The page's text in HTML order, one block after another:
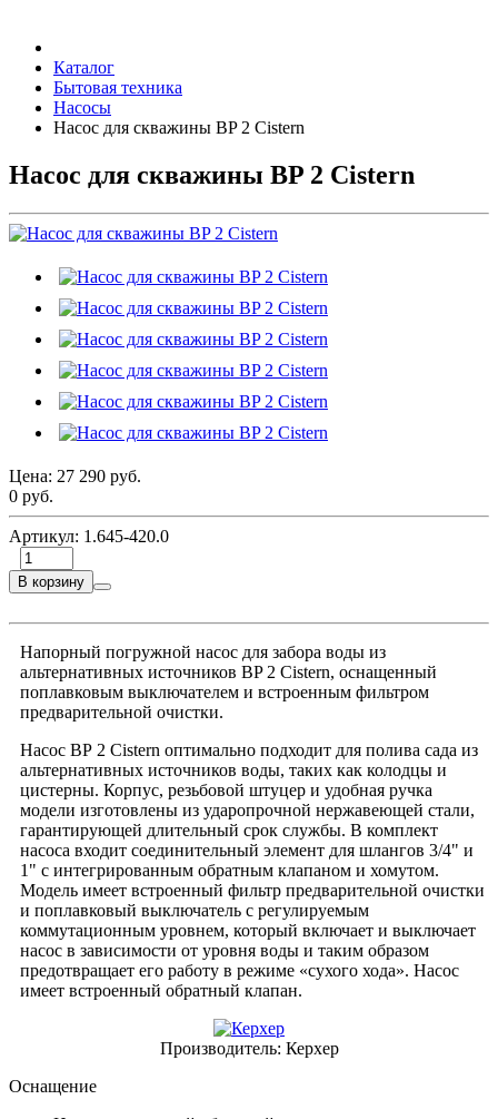
Каталог
Бытовая техника
Насосы
Насос для скважины BP 2 Cistern
Насос для скважины BP 2 Cistern
Цена: 27 290 руб.
0 руб.
Артикул: 1.645-420.0
В корзину
Напорный погружной насос для забора воды из
альтернативных источников BP 2 Сistern, оснащенный
поплавковым выключателем и встроенным фильтром
предварительной очистки.
Насос ВР 2 Cistern оптимально подходит для полива сада из
альтернативных источников воды, таких как колодцы и
цистерны. Корпус, резьбовой штуцер и удобная ручка
модели изготовлены из ударопрочной нержавеющей стали,
гарантирующей длительный срок службы. В комплект
насоса входит соединительный элемент для шлангов 3/4" и
1" с интегрированным обратным клапаном и хомутом.
Модель имеет встроенный фильтр предварительной очистки
и поплавковый выключатель с регулируемым
коммутационным уровнем, который включает и выключает
насос в зависимости от уровня воды и таким образом
предотвращает его работу в режиме «сухого хода». Насос
имеет встроенный обратный клапан.
Производитель: Керхер
Оснащение